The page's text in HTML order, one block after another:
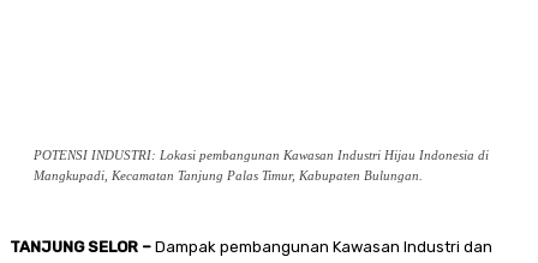
POTENSI INDUSTRI: Lokasi pembangunan Kawasan Industri Hijau Indonesia di
Mangkupadi, Kecamatan Tanjung Palas Timur, Kabupaten Bulungan.
TANJUNG SELOR – Dampak pembangunan Kawasan Industri dan